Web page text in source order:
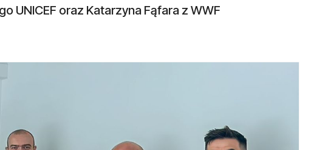
UNICEF oraz Katarzyna Fąfara z WWF